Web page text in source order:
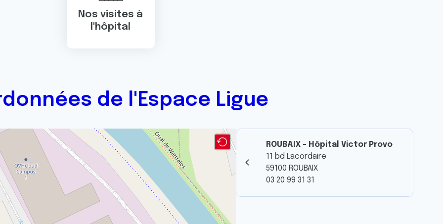
Nos visites à
l'hôpital
de l'Espace Ligue
ROUBAIX - Hôpital Victor Provo
11 bd Lacordaire
59100 ROUBAIX
03 20 99 31 31